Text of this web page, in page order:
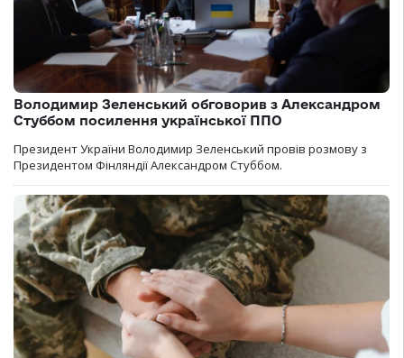
Володимир Зеленський обговорив з Александром
Стуббом посилення української ППО
Президент України Володимир Зеленський провів розмову з
Президентом Фінляндії Александром Стуббом.